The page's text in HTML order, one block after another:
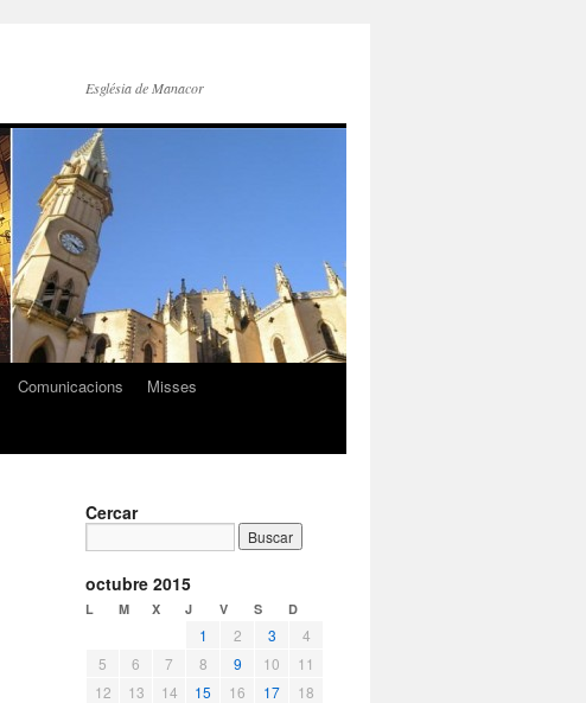
Església de Manacor
Comunicacions
Misses
Cercar
octubre 2015
L M X J V S D
1 2 3
4
5
6 7 8 9 10
11
12
13 14 15 16 17
18